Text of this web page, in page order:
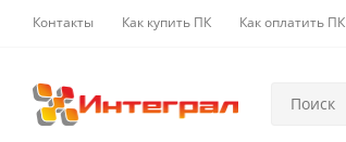
Контакты Как купить ПК Как оплатить ПК